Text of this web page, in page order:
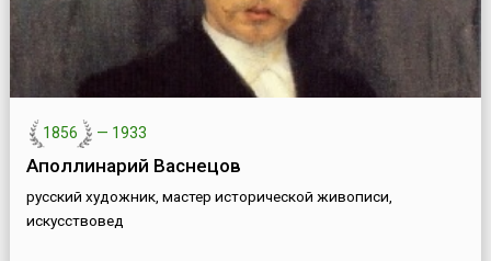
1856 — 1933
Аполлинарий Васнецов
русский художник, мастер исторической живописи,
искусствовед